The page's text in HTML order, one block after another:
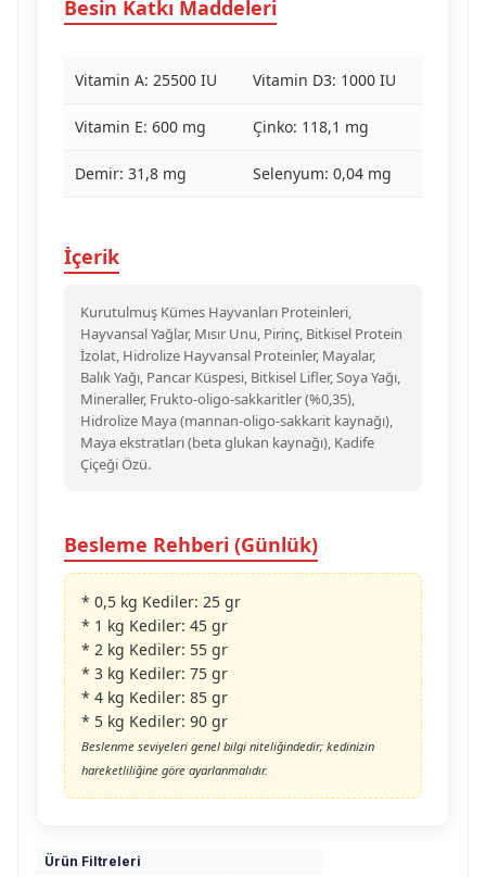
Besin Katkı Maddeleri
Vitamin A: 25500 IU Vitamin D3: 1000 IU
Vitamin E: 600 mg Çinko: 118,1 mg
Demir: 31,8 mg Selenyum: 0,04 mg
İçerik
Kurutulmuş Kümes Hayvanları Proteinleri,
Hayvansal Yağlar, Mısır Unu, Pirinç, Bitkisel Protein
İzolat, Hidrolize Hayvansal Proteinler, Mayalar,
Balık Yağı, Pancar Küspesi, Bitkisel Lifler, Soya Yağı,
Mineraller, Frukto-oligo-sakkaritler (%0,35),
Hidrolize Maya (mannan-oligo-sakkarit kaynağı),
Maya ekstratları (beta glukan kaynağı), Kadife
Çiçeği Özü.
Besleme Rehberi (Günlük)
* 0,5 kg Kediler: 25 gr
* 1 kg Kediler: 45 gr
* 2 kg Kediler: 55 gr
* 3 kg Kediler: 75 gr
* 4 kg Kediler: 85 gr
* 5 kg Kediler: 90 gr
Beslenme seviyeleri genel bilgi niteliğindedir; kedinizin
hareketliliğine göre ayarlanmalıdır.
Ürün Filtreleri